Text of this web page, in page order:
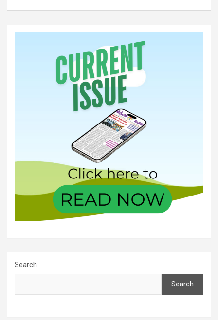
Search
Search